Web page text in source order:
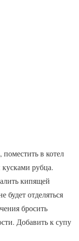
в котел
рубца.
кипящей
будет отделяться
бросить
Добавить к супу